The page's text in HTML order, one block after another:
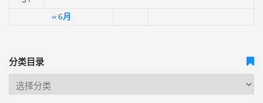
« 6月
分类目录